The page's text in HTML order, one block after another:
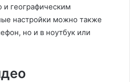
и географическим
настройки можно также
но и в ноутбук или